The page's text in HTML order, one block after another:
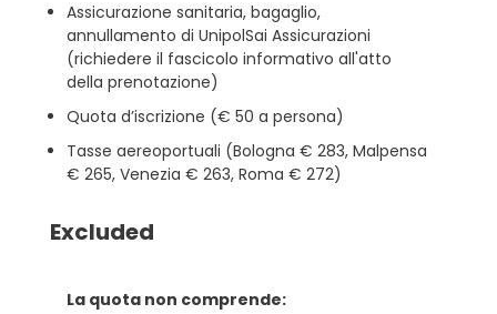
Assicurazione sanitaria, bagaglio,
annullamento di UnipolSai Assicurazioni
(richiedere il fascicolo informativo all'atto
della prenotazione)
Quota d’iscrizione (€ 50 a persona)
Tasse aereoportuali (Bologna € 283, Malpensa
€ 265, Venezia € 263, Roma € 272)
Excluded
La quota non comprende: